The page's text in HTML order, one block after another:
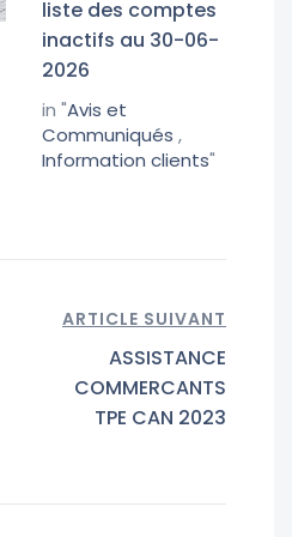
liste des comptes
inactifs au 30-06-
2026
in "Avis et
Communiqués ,
Information clients"
ARTICLE SUIVANT
ASSISTANCE
COMMERCANTS
TPE CAN 2023